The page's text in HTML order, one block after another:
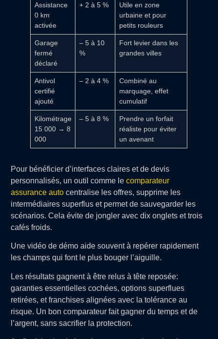
Assistance
0 km
activée
+ 2 à 5 %
Utile en zone
urbaine et pour
petits rouleurs
Garage
fermé
déclaré
– 5 à 10
%
Fort levier dans les
grandes villes
Antivol
certifié
ajouté
– 2 à 4 %
Combiné au
marquage, effet
cumulatif
Kilométrage
15 000 → 8
000
– 5 à 8 %
Prendre un forfait
réaliste pour éviter
un avenant
Pour bénéficier d’interfaces claires et de devis
personnalisés, un outil comme lecomparateur
assurance auto centralise les offres, supprime les
intermédiaires superflus et permet de sauvegarder les
scénarios. Cela évite de jongler avec dix onglets et trois
cafés froids.
Une vidéo de démo aide souvent à repérer rapidement
les champs qui font le plus bouger l’aiguille.
Les résultats gagnent à être relus à tête reposée:
garanties essentielles cochées, options superflues
retirées, et franchises alignées avec la tolérance au
risque. Un bon comparateur fait gagner du temps et de
l’argent, sans sacrifier la protection.